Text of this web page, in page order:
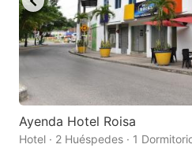
Ayenda Hotel Roisa
Hotel · 2 Huéspedes · 1